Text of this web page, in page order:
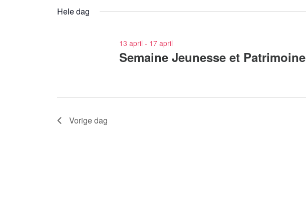
Evenementen
een
Hele dag
Semaine Jeunesse et Patrimoine
13 april - 17 april
Vorige dag